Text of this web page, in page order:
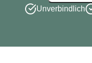
Unverbindlich